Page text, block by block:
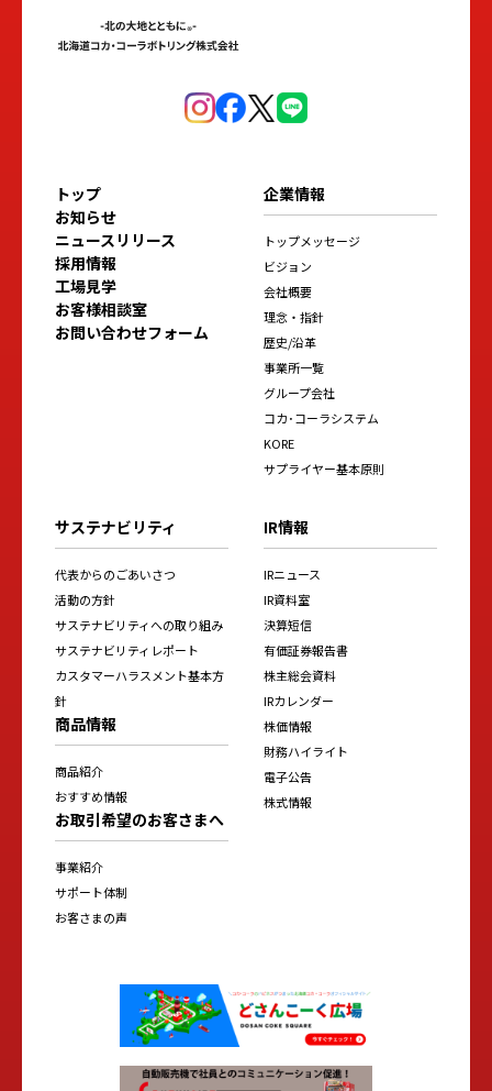
トップ
お知らせ
ニュースリリース
採用情報
工場見学
お客様相談室
お問い合わせフォーム
企業情報
トップメッセージ
ビジョン
会社概要
理念・指針
歴史/沿革
事業所一覧
グループ会社
コカ･コーラシステム
KORE
サプライヤー基本原則
サステナビリティ
代表からのごあいさつ
活動の方針
サステナビリティへの取り組み
サステナビリティレポート
カスタマーハラスメント基本方
針
商品情報
商品紹介
おすすめ情報
お取引希望のお客さまへ
事業紹介
サポート体制
お客さまの声
IR情報
IRニュース
IR資料室
決算短信
有価証券報告書
株主総会資料
IRカレンダー
株価情報
財務ハイライト
電子公告
株式情報